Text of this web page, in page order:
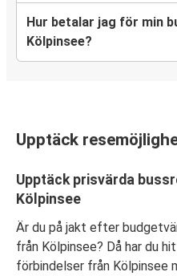
Hur betalar jag för min
Kölpinsee?
Upptäck
Upptäck prisvärda
Kölpinsee
Är du på jakt efter
från Kölpinsee? Då har du
förbindelser från Kölpinsee